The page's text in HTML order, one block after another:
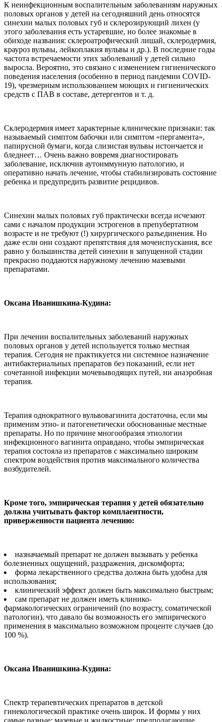
К неинфекционным воспалительным заболеваниям наружных
половых органов у детей на сегодняшний день относятся
синехии малых половых губ и склерозирующий лихен (у
этого заболевания есть устаревшие, но более знакомые в
обиходе названия: склероатрофический лишай, склеродермия,
крауроз вульвы, лейкоплакия вульвы и др.). В последние годы
частота встречаемости этих заболеваний у детей сильно
выросла. Вероятно, это связано с изменением гигиенического
поведения населения (особенно в период пандемии COVID-
19), чрезмерным использованием моющих и гигиенических
средств с ПАВ в составе, детергентов и т. д.
Склеродермия имеет характерные клинические признаки: так
называемый симптом бабочки или симптом «пергамента»,
папирусной бумаги, когда слизистая вульвы истончается и
бледнеет… Очень важно вовремя диагностировать
заболевание, исключив аутоиммунную патологию, и
оперативно начать лечение, чтобы стабилизировать состояние
ребенка и предупредить развитие рецидивов.
Синехии малых половых губ практически всегда исчезают
сами с началом продукции эстрогенов в препубертатном
возрасте и не требуют (!) хирургического разъединения. Но
даже если они создают препятствия для мочеиспускания, все
равно у большинства детей синехии в запущенной стадии
прекрасно поддаются наружному лечению мазевыми
препаратами.
Оксана Иванишкина-Кудина:
При лечении воспалительных заболеваний наружных
половых органов у детей используется только местная
терапия. Сегодня не практикуется ни системное назначение
антибактериальных препаратов без показаний, если нет
сочетанной инфекции мочевыводящих путей, ни анаэробная
терапия.
Терапия однократного вульвовагинита достаточна, если мы
применим этио- и патогенетически обоснованные местные
препараты. Но по причине многообразия этиологии
инфекционного вагинита оправдано, чтобы эмпирическая
терапия состояла из препаратов с максимально широким
спектром воздействия против максимального количества
возбудителей.
Кроме того, эмпирическая терапия у детей обязательно
должна учитывать фактор комплаентности,
приверженности пациента лечению:
назначаемый препарат не должен вызывать у ребенка
болезненных ощущений, раздражения, дискомфорта;
форма лекарственного средства должна быть удобна для
использования;
клинический эффект должен быть максимально быстрым;
сам препарат не должен иметь клинико-
фармакологических ограничений (по возрасту, соматической
патологии), что давало бы возможность его эмпирического
применения в максимально возможном проценте случаев (до
100 %).
Оксана Иванишкина-Кудина:
Спектр терапевтических препаратов в детской
гинекологической практике очень широк. И формы у них